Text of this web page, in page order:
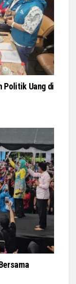
Politik Uang di